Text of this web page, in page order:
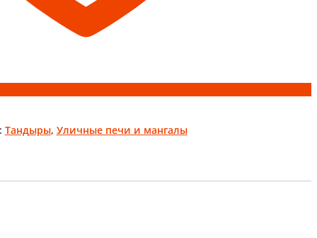
Тандыры, Уличные печи и мангалы